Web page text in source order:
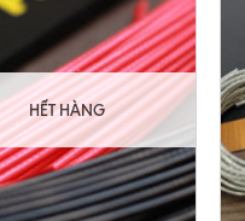
HẾT HÀNG